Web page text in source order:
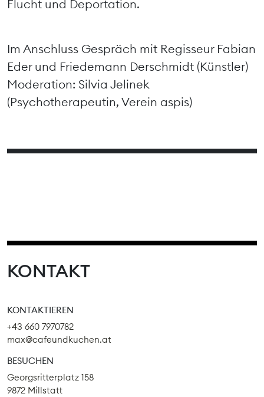
Flucht und Deportation.
Im Anschluss Gespräch mit Regisseur Fabian
Eder und Friedemann Derschmidt (Künstler)
Moderation: Silvia Jelinek
(Psychotherapeutin, Verein aspis)
KONTAKT
KONTAKTIEREN
+43 660 7970782
max@cafeundkuchen.at
BESUCHEN
Georgsritterplatz 158
9872 Millstatt